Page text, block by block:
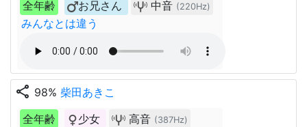
全年齢
お兄さん 中音 (220Hz)
みんなとは違う
share 98% 柴田あきこ
全年齢
少女 高音 (387Hz)